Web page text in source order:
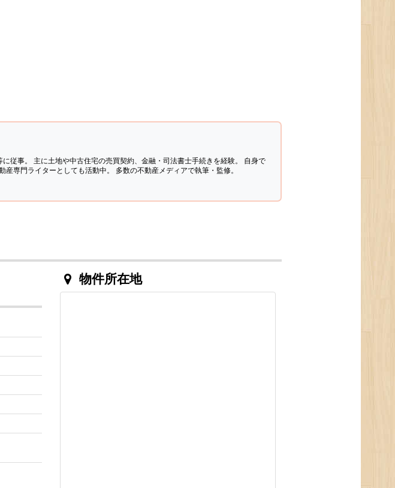
従事。 主に土地や中古住宅の売買契約、金融・司法書士手続きを経験。 自身で
専門ライターとしても活動中。 多数の不動産メディアで執筆・監修。
物件所在地